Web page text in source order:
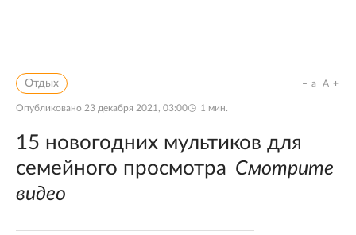
Отдых
Опубликовано 23 декабря 2021, 03:00 1 мин.
a A
15 новогодних мультиков для
семейного просмотра Смотрите
видео